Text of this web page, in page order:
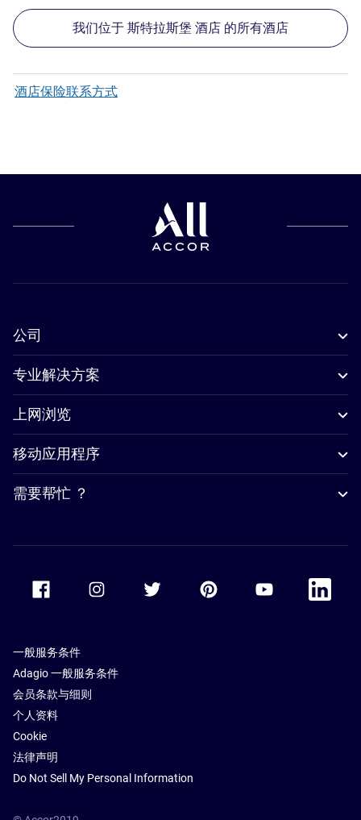
我们位于 斯特拉斯堡 酒店 的所有酒店
酒店保险联系方式
公司
专业解决方案
上网浏览
移动应用程序
需要帮忙 ？
Accor Facebook Accor TwitterAccor PinterestAccor Youtube
Accor
一般服务条件
Adagio 一般服务条件
会员条款与细则
个人资料
Cookie
法律声明
Do Not Sell My Personal Information